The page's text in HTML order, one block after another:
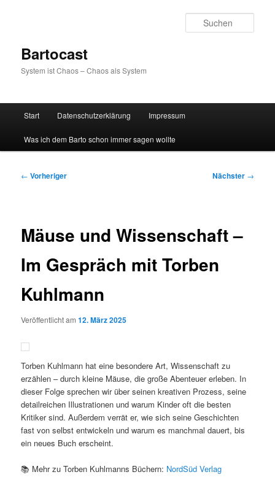
Bartocast
System ist Chaos – Chaos als System
Start Datenschutzerklärung Impressum
Was ich dem Barto schon immer sagen wollte
Beitragsnavigation
← Vorheriger Nächster →
Mäuse und Wissenschaft –
Im Gespräch mit Torben
Kuhlmann
Veröffentlicht am12. März 2025
Torben Kuhlmann hat eine besondere Art, Wissenschaft zu
erzählen – durch kleine Mäuse, die große Abenteuer erleben. In
dieser Folge sprechen wir über seinen kreativen Prozess, seine
detailreichen Illustrationen und warum Kinder oft die besten
Kritiker sind. Außerdem verrät er, wie sich seine Geschichten
fast von selbst entwickeln und warum es manchmal dauert, bis
ein neues Buch erscheint.
📚 Mehr zu Torben Kuhlmanns Büchern: NordSüd Verlag